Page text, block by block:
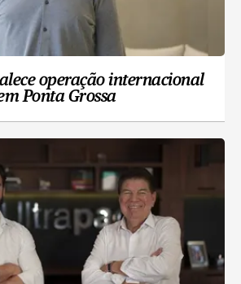
operação internacional
Ponta Grossa